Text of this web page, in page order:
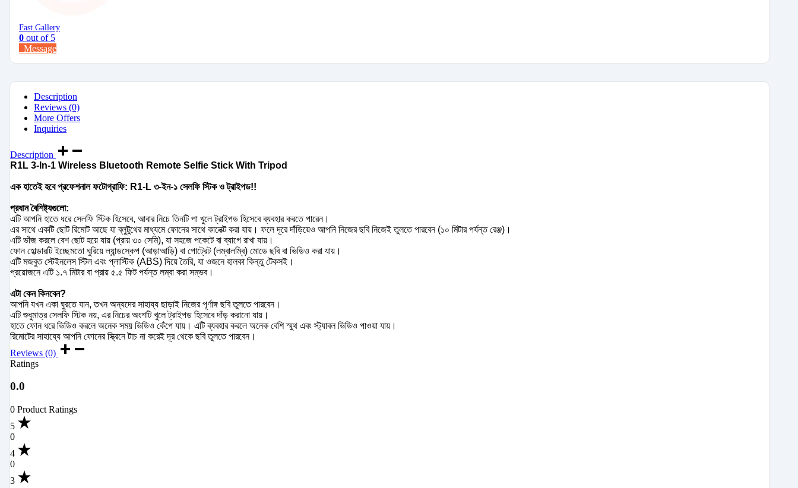
Fast Gallery
0 out of 5
Message
Description
Reviews (0)
More Offers
Inquiries
Description
R1L 3-In-1 Wireless Bluetooth Remote Selfie Stick With Tripod
এক হাতেই হবে প্রফেশনাল ফটোগ্রাফি: R1-L ৩-ইন-১ সেলফি স্টিক ও ট্রাইপড!!
প্রধান বৈশিষ্ট্যগুলো:
এটি আপনি হাতে ধরে সেলফি স্টিক হিসেবে, আবার নিচে তিনটি পা খুলে ট্রাইপড হিসেবে ব্যবহার করতে পারেন।
এর সাথে একটি ছোট রিমোট আছে যা ব্লুটুথের মাধ্যমে ফোনের সাথে কানেক্ট করা যায়। ফলে দূরে দাঁড়িয়েও আপনি নিজের ছবি নিজেই তুলতে পারবেন (১০ মিটার পর্যন্ত রেঞ্জ)।
এটি ভাঁজ করলে বেশ ছোট হয়ে যায় (প্রায় ৩০ সেমি), যা সহজে পকেটে বা ব্যাগে রাখা যায়।
ফোন হোল্ডারটি ইচ্ছেমতো ঘুরিয়ে ল্যান্ডস্কেপ (আড়াআড়ি) বা পোট্রেট (লম্বালম্বি) মোডে ছবি বা ভিডিও করা যায়।
এটি মজবুত স্টেইনলেস স্টিল এবং প্লাস্টিক (ABS) দিয়ে তৈরি, যা ওজনে হালকা কিন্তু টেকসই।
প্রয়োজনে এটি ১.৭ মিটার বা প্রায় ৫.৫ ফিট পর্যন্ত লম্বা করা সম্ভব।
এটা কেন কিনবেন?
আপনি যখন একা ঘুরতে যান, তখন অন্যদের সাহায্য ছাড়াই নিজের পূর্ণাঙ্গ ছবি তুলতে পারবেন।
এটি শুধুমাত্র সেলফি স্টিক নয়, এর নিচের অংশটি খুলে ট্রাইপড হিসেবে দাঁড় করানো যায়।
হাতে ফোন ধরে ভিডিও করলে অনেক সময় ভিডিও কেঁপে যায়। এটি ব্যবহার করলে অনেক বেশি স্মুথ এবং স্ট্যাবল ভিডিও পাওয়া যায়।
রিমোটের সাহায্যে আপনি ফোনের স্ক্রিনে টাচ না করেই দূর থেকে ছবি তুলতে পারবেন।
Reviews (0)
Ratings
0.0
0 Product Ratings
5
0
4
0
3